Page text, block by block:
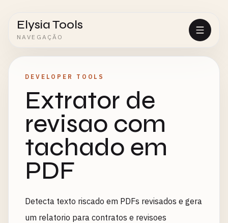
Elysia Tools
NAVEGAÇÃO
DEVELOPER TOOLS
Extrator de
revisao com
tachado em
PDF
Detecta texto riscado em PDFs revisados e gera
um relatorio para contratos e revisoes